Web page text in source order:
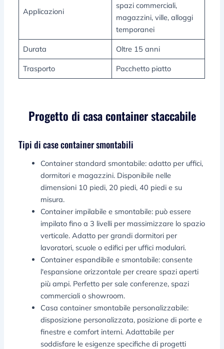
Applicazioni
spazi commerciali,
magazzini, ville, alloggi
temporanei
Durata Oltre 15 anni
Trasporto Pacchetto piatto
Progetto di casa container staccabile
Tipi di case container smontabili
Container standard smontabile: adatto per uffici,
dormitori e magazzini. Disponibile nelle
dimensioni 10 piedi, 20 piedi, 40 piedi e su
misura.
Container impilabile e smontabile: può essere
impilato fino a 3 livelli per massimizzare lo spazio
verticale. Adatto per grandi dormitori per
lavoratori, scuole o edifici per uffici modulari.
Container espandibile e smontabile: consente
l'espansione orizzontale per creare spazi aperti
più ampi. Perfetto per sale conferenze, spazi
commerciali o showroom.
Casa container smontabile personalizzabile:
disposizione personalizzata, posizione di porte e
finestre e comfort interni. Adattabile per
soddisfare le esigenze specifiche di progetti